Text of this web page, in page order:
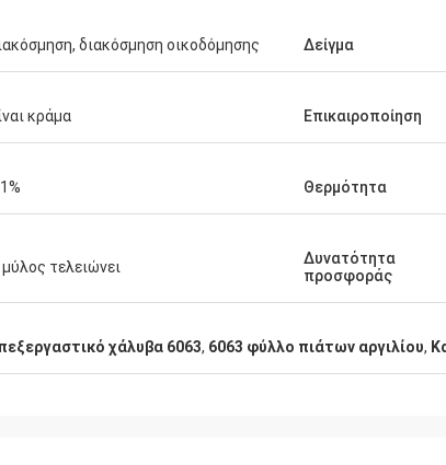
διακόσμηση οικοδόμησης Δείγμα
κράμα Επικαιροποίηση
Θερμότητα
τελειώνει
Δυνατότητα
προσφοράς
χάλυβα 6063, 6063 φύλλο πιάτων αργιλίου,